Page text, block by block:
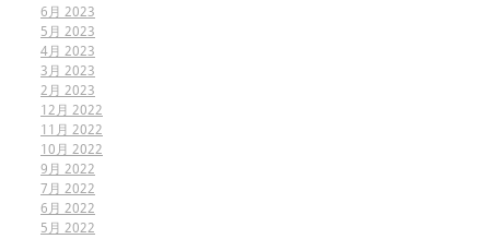
6月 2023
5月 2023
4月 2023
3月 2023
2月 2023
12月 2022
11月 2022
10月 2022
9月 2022
7月 2022
6月 2022
5月 2022